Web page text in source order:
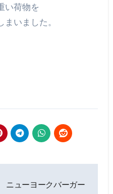
い荷物を
いました。
ニューヨークバーガー